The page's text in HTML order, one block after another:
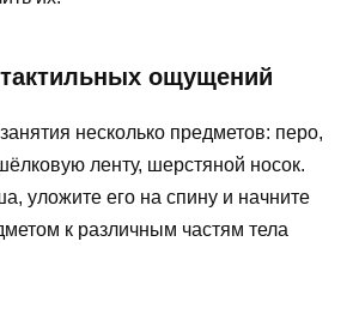
ощущений
несколько предметов: перо,
ленту, шерстяной носок.
уложите его на спину и начните
к различным частям тела